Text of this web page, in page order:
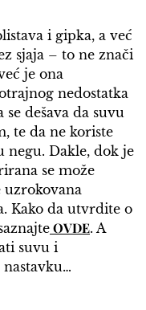
i gipka, a već
sjaja – to ne znači
je ona
nedostatka
dešava da suvu
te da ne koriste
negu. Dakle, dok je
se može
uzrokovana
Kako da utvrdite o
OVDE. A
suvu i